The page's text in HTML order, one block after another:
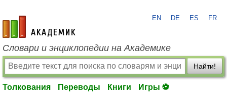
academic.ru
EN DE ES FR
Словари и энциклопедии на Академике
Найти!
Толкования Переводы Книги Игры ⚽